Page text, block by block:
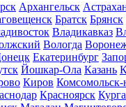
Архангельск
Братск Брянск
Владикавказ
Вологда
Екатеринбург
Йошкар-Ола Казань
Киров
Красноярск